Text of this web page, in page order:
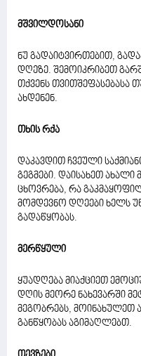
მშვილდოსანი
ნუ გადაიტვირთებით,
დღეზე. შემოიკრიბეთ
თქვენს თვითშეფასებასა
ახდენენ.
თხის რქა
დაკავდით ჩვეული
გეგმები. დაისახეთ ახალი
ცხოვრება, რა
მომდევნო დღეები ხელს
გადაწყობას.
მერწყული
ყუადღება მიაქციეთ
დღის მეორე ნახევარში
მეგობრებს, მოინახულეთ
განწყობას აგიმაღლებთ.